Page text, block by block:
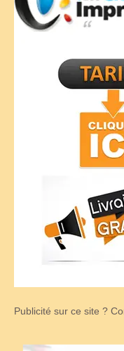
Publicité sur ce site ?